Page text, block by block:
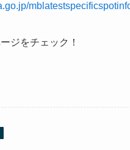
ジをチェック！